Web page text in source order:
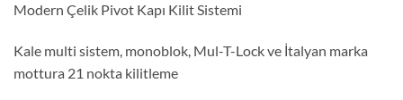
Modern Çelik Pivot Kapı Kilit Sistemi
Kale multi sistem, monoblok, Mul-T-Lock ve İtalyan marka
mottura 21 nokta kilitleme